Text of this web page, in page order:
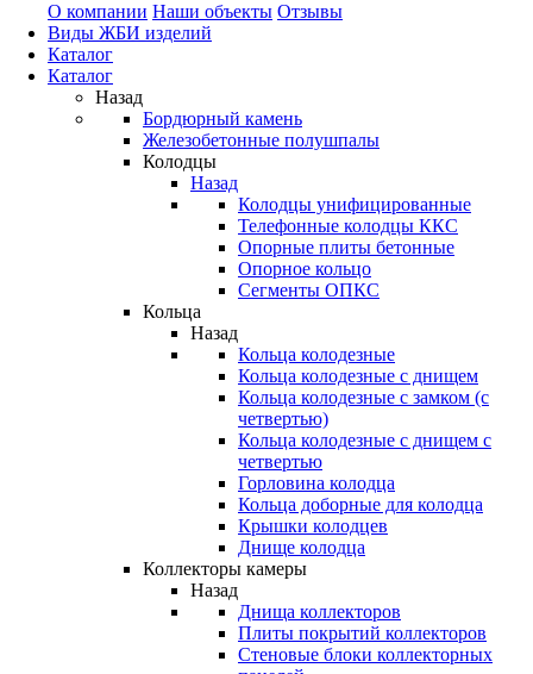
О компании Наши объекты Отзывы
Виды ЖБИ изделий
Каталог
Каталог
Назад
Бордюрный камень
Железобетонные полушпалы
Колодцы
Назад
Колодцы унифицированные
Телефонные колодцы ККС
Опорные плиты бетонные
Опорное кольцо
Сегменты ОПКС
Кольца
Назад
Кольца колодезные
Кольца колодезные с днищем
Кольца колодезные с замком (с
четвертью)
Кольца колодезные с днищем с
четвертью
Горловина колодца
Кольца доборные для колодца
Крышки колодцев
Днище колодца
Коллекторы камеры
Назад
Днища коллекторов
Плиты покрытий коллекторов
Стеновые блоки коллекторных